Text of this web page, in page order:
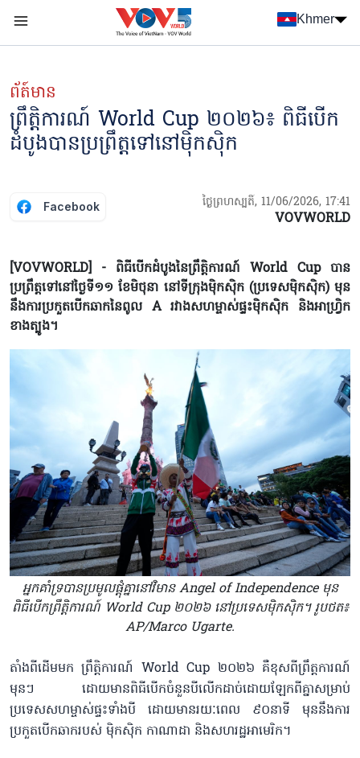
Nhảy đến nội dung
Khmer
ព័ត៍មាន
ព្រឹត្តិការណ៍ World Cup ២០២៦៖ ពិធីបើក
ដំបូង​បានប្រព្រឹត្តទៅនៅ​ម៉ិកស៊ិក
Facebook ថ្ងៃព្រហស្បតិ៍, 11/06/2026, 17:41
VOVWORLD
[VOVWORLD] - ពិធីបើកដំបូងនៃព្រឹត្តិការណ៍ World Cup បាន​
ប្រព្រឹត្តទៅនៅថ្ងៃទី១១ ខែមិថុនា នៅទីក្រុងម៉ិកស៊ិក (ប្រទេស​ម៉ិកស៊ិក) មុន
នឹង​ការប្រកួត​បើកឆាកនៃពូល A រវាងសហម្ចាស់ផ្ទះម៉ិកស៊ិក និងអាហ្វ្រិក
ខាងត្បូង។
អ្នកគាំទ្របានប្រមូលផ្តុំគ្នានៅវិមាន Angel of Independence មុន
ពិធីបើកព្រឹត្តិការណ៍ World Cup ២០២៦ នៅប្រទេសម៉ិកស៊ិក។ រូបថត៖
AP/Marco Ugarte.
តាំងពីដើមមក ព្រឹត្តិការណ៍ World Cup ២០២៦ គឺខុសពី​ព្រឹត្តការណ៍
មុនៗ ដោយមានពិធីបើកចំនួនបី​លើក​ដាច់ដោយឡែកពីគ្នាសម្រាប់
ប្រទេសសហម្ចាស់​ផ្ទះទាំ​ង​បី ដោយ​មានរយៈពេល ៩០នាទី មុននឹង​ការ
ប្រកួតបើកឆាក​របស់ ម៉ិកស៊ិក កាណាដា និងសហរដ្ឋអាមេរិក។